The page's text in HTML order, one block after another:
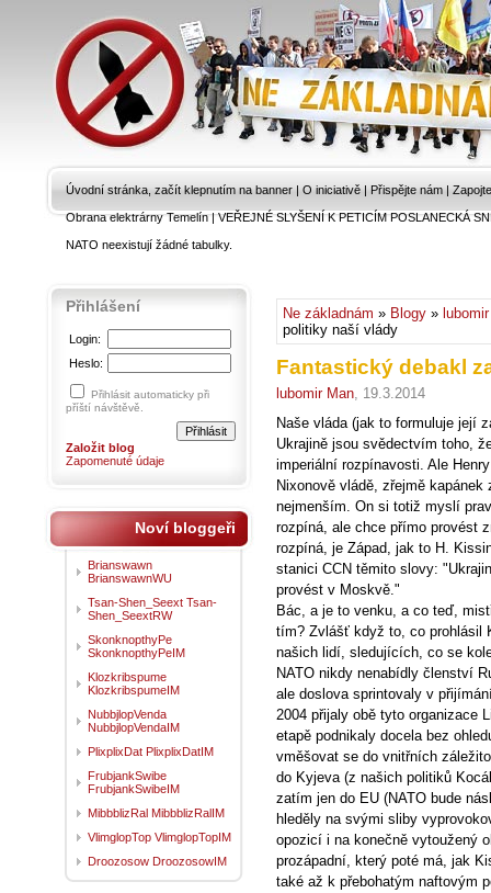
Úvodní stránka, začít klepnutím na banner | O iniciativě | Přispějte nám |
Obrana elektrárny Temelín|VEŘEJNÉ SLYŠENÍ K PETICÍM POSLANECKÁ
NATO neexistují žádné tabulky.
Ne základnám » Blogy »
politiky naší vlády
Fantastický debakl
lubomir Man, 19.3.2014
Naše vláda (jak to formuluje její
Ukrajině jsou svědectvím toho,
imperiální rozpínavosti. Ale
Nixonově vládě, zřejmě
nejmenším. On si totiž myslí
rozpíná, ale chce přímo provést
rozpíná, je Západ, jak to H.
stanici CCN těmito slovy:
provést v Moskvě."
Bác, a je to venku, a co teď,
tím? Zvlášť když to, co prohlásil
našich lidí, sledujících, co se
NATO nikdy nenabídly členství
ale doslova sprintovaly v
2004 přijaly obě tyto organizace
etapě podnikaly docela bez
vměšovat se do vnitřních
do Kyjeva (z našich politiků
zatím jen do EU (NATO bude
hleděly na svými sliby
opozicí i na konečně vytoužený
prozápadní, který poté má, jak
také až k přebohatým naftovým
Přihlášení
Login:
Heslo:
Přihlásit automaticky při
příští návštěvě.
Založit blog
Zapomenuté údaje
Noví bloggeři
Brianswawn
BrianswawnWU
Tsan-Shen_Seext Tsan-
Shen_SeextRW
SkonknopthyPe
SkonknopthyPeIM
Klozkribspume
KlozkribspumeIM
NubbjlopVenda
NubbjlopVendaIM
PlixplixDat PlixplixDatIM
FrubjankSwibe
FrubjankSwibeIM
MibbblizRal MibbblizRalIM
VlimglopTop VlimglopTopIM
Droozosow DroozosowIM